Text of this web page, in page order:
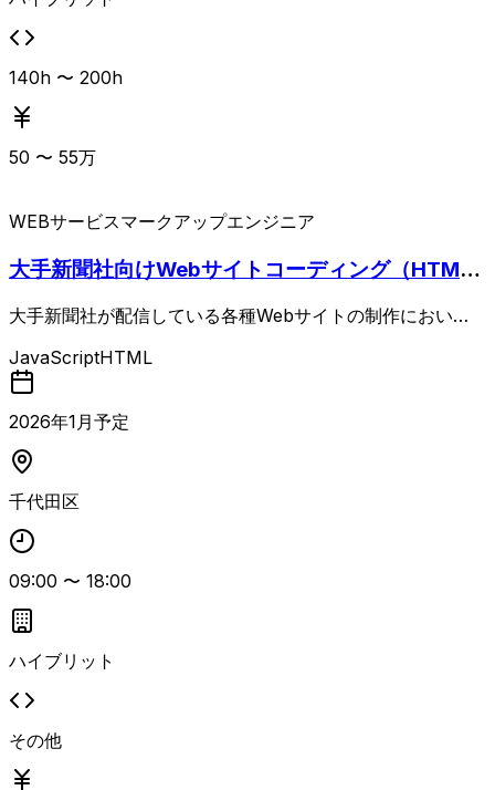
140h 〜 200h
50 〜 55万
WEBサービスマークアップエンジニア
大手新聞社向けWebサイトコーディング（HTML/
大手新聞社が配信している各種Webサイトの制作におい
担当する案件。 デザインデータをもとにしたページ実装や
更新対応が中心となる想定で、Webサイトコーディングの
実務経験が求められる。 Webデザイン経験があると尚可
で、フロント寄りの制作案件に継続的に関わりたい方に適し
た内容。
JavaScriptHTML
2026年1月予定
千代田区
09:00 〜 18:00
ハイブリット
その他